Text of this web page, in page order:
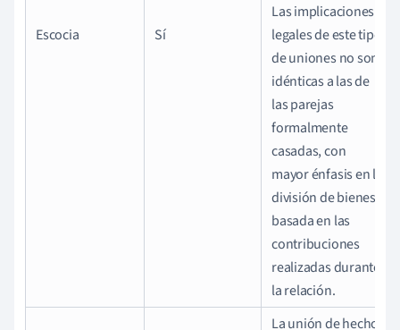
Escocia Sí
Las implicaciones
legales de este tipo
de uniones no son
idénticas a las de
las parejas
formalmente
casadas, con
mayor énfasis en la
división de bienes
basada en las
contribuciones
realizadas durante
la relación.
La unión de hecho